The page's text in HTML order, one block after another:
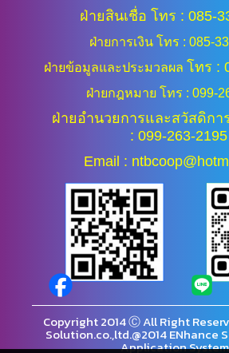
ฝ่ายสินเชื่อ โทร : 085-
ฝ่ายการเงิน โทร : 085-
ฝ่ายข้อมูลและประมวลผล โทร :
ฝ่ายกฎหมาย โทร : 099-
ฝ่ายอำนวยการและสวัสดิกา
: 099-263-2195
Email :
Copyright 2014 Ⓒ All Right
Solution.co.,ltd.@2014 ENhance
Application